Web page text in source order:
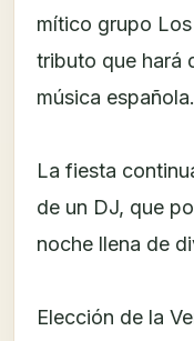
mítico grupo
tributo que hará
música española.
La fiesta
de un DJ, que
noche llena de
Elección de la